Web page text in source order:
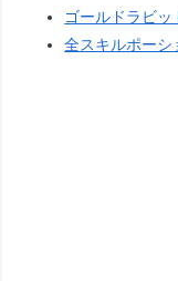
ゴールドラビ
全スキルポーシ